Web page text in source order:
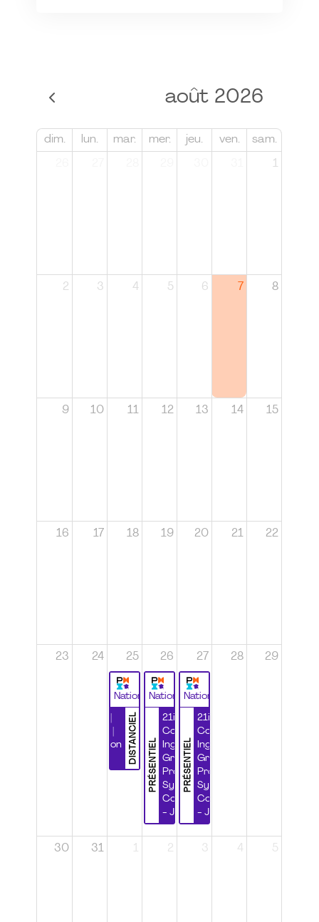
août 2026
dim. lun. mar. mer. jeu. ven. sam.
1
2 3 4 5 6 7 8
9 10 11 12 13 14 15
16 17 18 19 20 21 22
23 24 25
National
DISTANCIEL
Certification
26
National
PRÉSENTIEL
21ième
Congrès
Ingénierie
Grands
Projets et
Systèmes
Complexes
- Jour 1
27
National
PRÉSENTIEL
21ième
Congrès
Ingénierie
Grands
Projets et
Systèmes
Complexes
- Jour 2
28 29
30 31 1 2 3 4 5